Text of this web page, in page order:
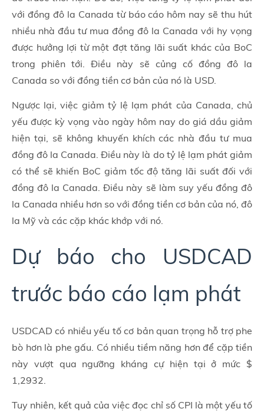
với đồng đô la Canada từ báo cáo hôm nay sẽ thu hút
nhiều nhà đầu tư mua đồng đô la Canada với hy vọng
được hưởng lợi từ một đợt tăng lãi suất khác của BoC
trong phiên tới. Điều này sẽ củng cố đồng đô la
Canada so với đồng tiền cơ bản của nó là USD.
Ngược lại, việc giảm tỷ lệ lạm phát của Canada, chủ
yếu được kỳ vọng vào ngày hôm nay do giá dầu giảm
hiện tại, sẽ không khuyến khích các nhà đầu tư mua
đồng đô la Canada. Điều này là do tỷ lệ lạm phát giảm
có thể sẽ khiến BoC giảm tốc độ tăng lãi suất đối với
đồng đô la Canada. Điều này sẽ làm suy yếu đồng đô
la Canada nhiều hơn so với đồng tiền cơ bản của nó, đô
la Mỹ và các cặp khác khớp với nó.
Dự báo cho USDCAD
trước báo cáo lạm phát
USDCAD có nhiều yếu tố cơ bản quan trọng hỗ trợ phe
bò hơn là phe gấu. Có nhiều tiềm năng hơn để cặp tiền
này vượt qua ngưỡng kháng cự hiện tại ở mức $
1,2932.
Tuy nhiên, kết quả của việc đọc chỉ số CPI là một yếu tố